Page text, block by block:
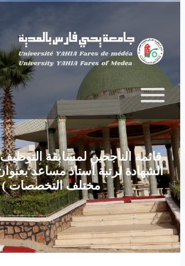
قائمة الناجحين لمسابقة
مختلف التخصصات )‎